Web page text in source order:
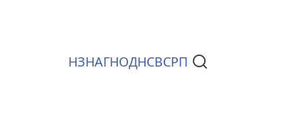
Документи
НЗНАГНОДНСВСРП